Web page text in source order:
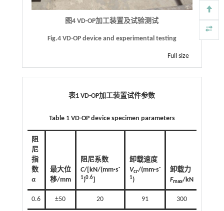
图4 VD-OP加工装置及试验测试
Fig.4 VD-OP device and experimental testing
Full size
表1VD-OP加工装置试件参数
Table 1 VD-OP device specimen parameters
阻
尼
指
数
α
最大位
移/mm
阻尼系数
C/[kN/(mm·s-
1)0.6]
卸载速度
Vcr/(mm·s-
1)
卸载力
Fmax/kN
0.6 ±50 20 91 300